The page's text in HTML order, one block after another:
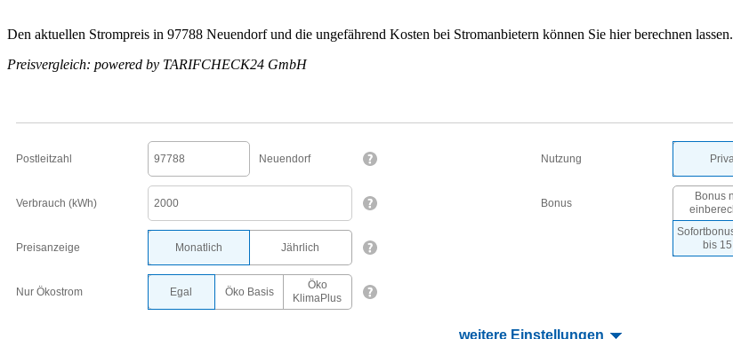
Den aktuellen Strompreis in 97788 Neuendorf und die ungefährend Kosten bei Stromanbietern können Sie hier berechnen lassen.
Preisvergleich: powered by TARIFCHECK24 GmbH